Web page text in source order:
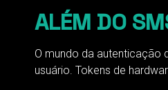
ALÉM DO
O mundo da autenticação
usuário. Tokens de